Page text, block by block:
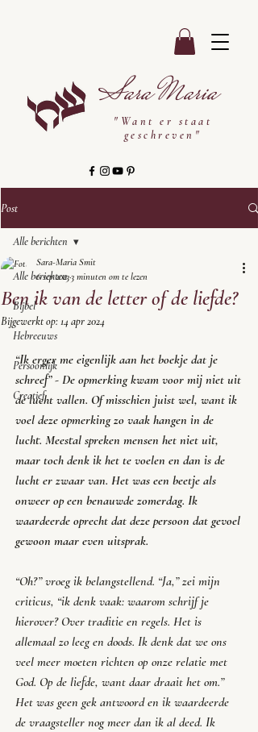
Sara Maria
"Want er staat
geschreven"
Post
Alle berichten
Bijbel
Hebreeuws
Persoonlijk
Creatief
Alle berichten
Ben ik van de letter of de liefde?
Sara-Maria Smit
6 sep 20233 minuten om te lezen
Bijgewerkt op:14 apr 2024
“Ik erger me eigenlijk aan het boekje dat je
schreef” - De opmerking kwam voor mij niet uit
de lucht vallen. Of misschien juist wel, want ik
voel deze opmerking zo vaak hangen in de
lucht. Meestal spreken mensen het niet uit,
maar toch denk ik het te voelen en dan is de
lucht er zwaar van. Het was een beetje als
onweer op een benauwde zomerdag. Ik
waardeerde oprecht dat deze persoon dat gevoel
gewoon maar even uitsprak.
“Oh?” vroeg ik belangstellend. “Ja,” zei mijn
criticus, “ik denk vaak: waarom schrijf je
hierover? Over traditie en regels. Het is
allemaal zo leeg en doods. Ik denk dat we ons
veel meer moeten richten op onze relatie met
God. Op de liefde, want daar draait het om.”
Het was geen gek antwoord en ik waardeerde
de vraagsteller nog meer dan ik al deed. Ik